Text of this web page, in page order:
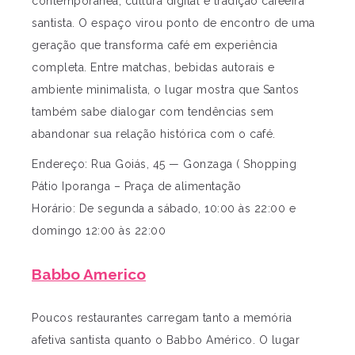
santista. O espaço virou ponto de encontro de uma
geração que transforma café em experiência
completa. Entre matchas, bebidas autorais e
ambiente minimalista, o lugar mostra que Santos
também sabe dialogar com tendências sem
abandonar sua relação histórica com o café.
Endereço: Rua Goiás, 45 — Gonzaga ( Shopping
Pátio Iporanga – Praça de alimentação
Horário: De segunda a sábado, 10:00 às 22:00 e
domingo 12:00 às 22:00
Babbo Americo
Poucos restaurantes carregam tanto a memória
afetiva santista quanto o Babbo Américo. O lugar